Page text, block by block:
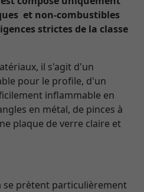
et non-combustibles
strictes de la classe
il s'agit d'un
pour le profile, d'un
inflammable en
en métal, de pinces à
plaque de verre claire et
se prètent particulièrement